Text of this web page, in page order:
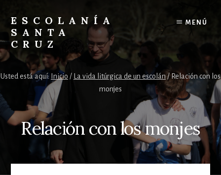
content
footer
ESCOLANÍA
SANTA
CRUZ
Santa
Cruz
Valle
de
Caídos
MENÚ
Usted está aquí: Inicio / La vida litúrgica de un escolán /Relación con los
monjes
Relación con los monjes